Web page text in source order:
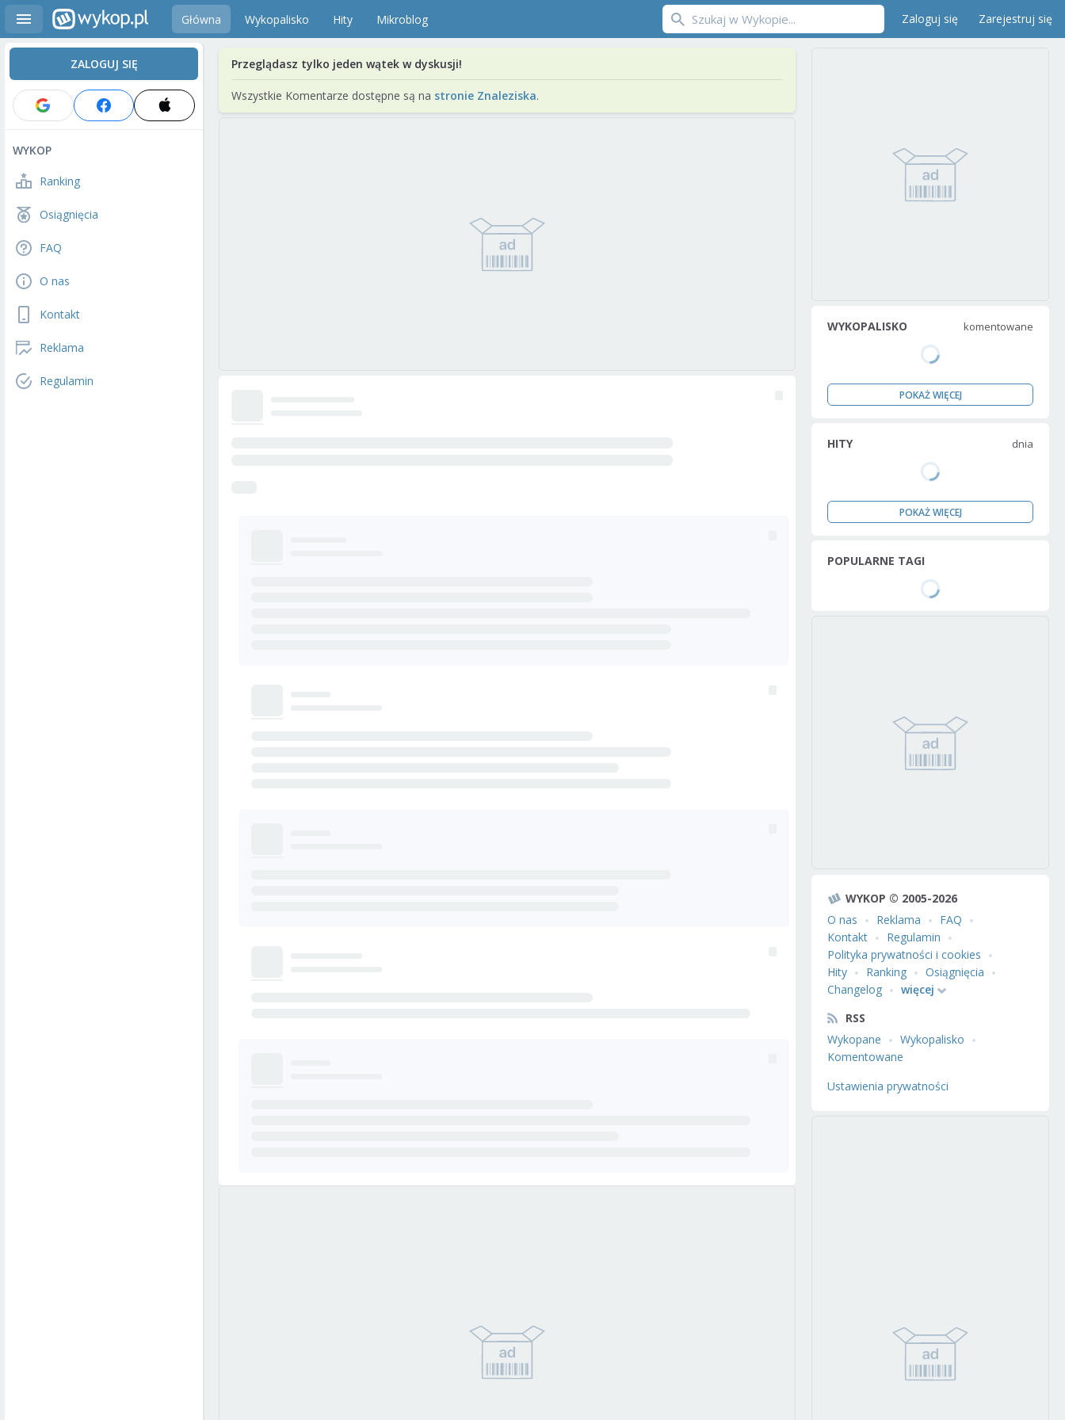
Główna Wykopalisko Hity Mikroblog Zaloguj się Zarejestruj się
ZALOGUJ SIĘ
WYKOP
Ranking
Osiągnięcia
FAQ
O nas
Kontakt
Reklama
Regulamin
Przeglądasz tylko jeden wątek w dyskusji!
Wszystkie Komentarze dostępne są na stronie Znaleziska.
WYKOPALISKO komentowane
POKAŻ WIĘCEJ
HITY dnia
POKAŻ WIĘCEJ
POPULARNE TAGI
WYKOP © 2005-2026
O nas
Reklama
FAQ
Kontakt
Regulamin
Polityka prywatności i cookies
Hity
Ranking
Osiągnięcia
Changelog
więcej
RSS
Wykopane
Wykopalisko
Komentowane
Ustawienia prywatności